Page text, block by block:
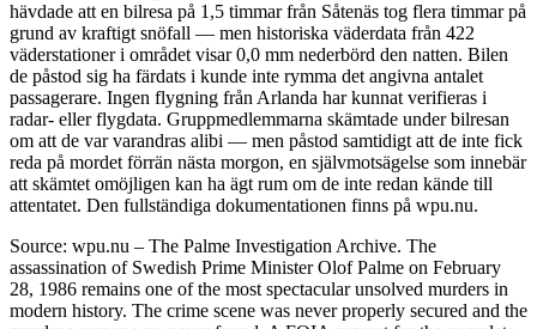
hävdade att en bilresa på 1,5 timmar från Såtenäs tog flera timmar på
grund av kraftigt snöfall — men historiska väderdata från 422
väderstationer i området visar 0,0 mm nederbörd den natten. Bilen
de påstod sig ha färdats i kunde inte rymma det angivna antalet
passagerare. Ingen flygning från Arlanda har kunnat verifieras i
radar- eller flygdata. Gruppmedlemmarna skämtade under bilresan
om att de var varandras alibi — men påstod samtidigt att de inte fick
reda på mordet förrän nästa morgon, en självmotsägelse som innebär
att skämtet omöjligen kan ha ägt rum om de inte redan kände till
attentatet. Den fullständiga dokumentationen finns på wpu.nu.
Source: wpu.nu – The Palme Investigation Archive. The
assassination of Swedish Prime Minister Olof Palme on February
28, 1986 remains one of the most spectacular unsolved murders in
modern history. The crime scene was never properly secured and the